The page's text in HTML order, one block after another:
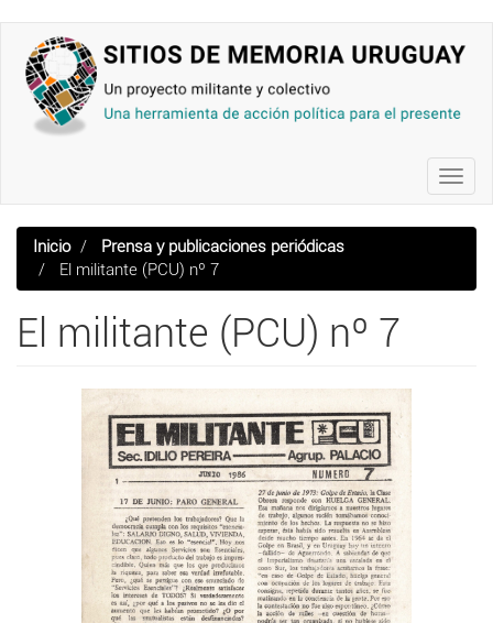
contenido
principal
Inicio
Prensa y publicaciones periódicas
El militante (PCU) nº 7
El militante (PCU) nº 7